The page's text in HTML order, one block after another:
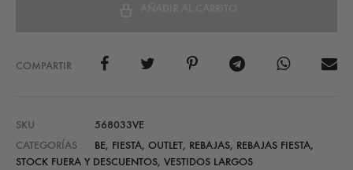
COMPARTIR
SKU
568033VE
CATEGORÍAS
BE, FIESTA, OUTLET, REBAJAS, REBAJAS FIESTA,
STOCK FUERA Y DESCUENTOS, VESTIDOS LARGOS